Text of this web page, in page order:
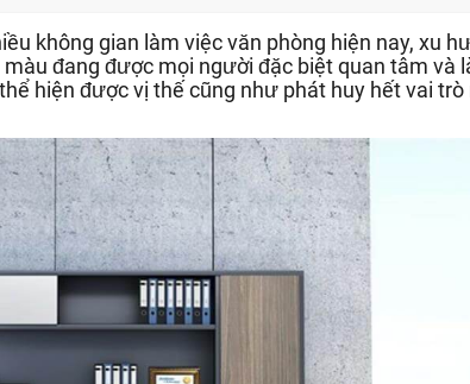
không gian làm việc văn phòng hiện nay, xu
đang được mọi người đặc biệt quan tâm và
hiện được vị thế cũng như phát huy hết vai